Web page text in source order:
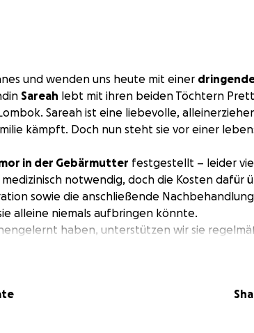
und wenden uns heute mit einer
Sareah lebt mit ihren beiden Töchtern
Sareah ist eine liebevolle,
kämpft. Doch nun steht sie vor einer
in der Gebärmutter festgestellt – leider
medizinisch notwendig, doch die Kosten dafür
sowie die anschließende
alleine niemals aufbringen könnte.
haben, unterstützen wir sie
Sareah hat große Angst, dass sie ihre Töchter
kurz vor ihrem Highschool-Abschluss und